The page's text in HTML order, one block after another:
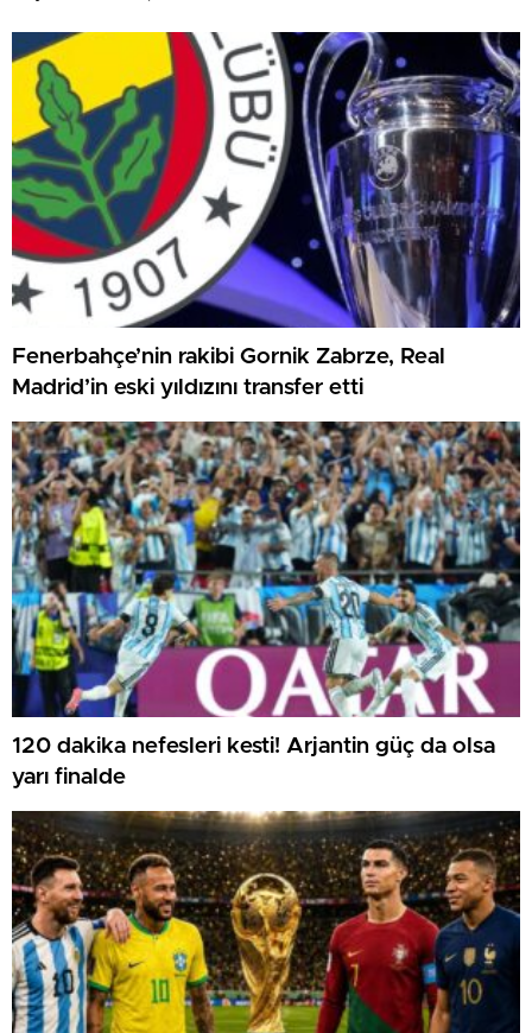
Fenerbahçe’nin rakibi Gornik Zabrze, Real
Madrid’in eski yıldızını transfer etti
120 dakika nefesleri kesti! Arjantin güç da olsa
yarı finalde